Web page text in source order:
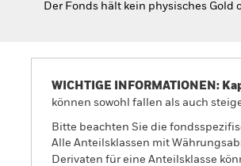
Der Fonds hält kein physisches Gold
WICHTIGE INFORMATIONEN:
können sowohl fallen als auch
Bitte beachten Sie die
Alle Anteilsklassen mit
Derivaten für eine Anteilsklasse